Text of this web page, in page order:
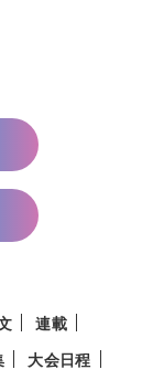
連載
大会日程